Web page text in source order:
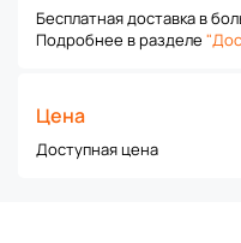
Бесплатная доставка в
Подробнее в разделе
Цена
Доступная цена